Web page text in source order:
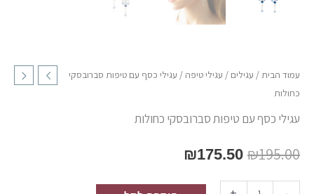
עמוד הבית/ עגילים / עגילי טיפה / עגילי כסף עם טיפות סברובסקי
כחולות
עגילי כסף עם טיפות סברובסקי כחולות
₪195.00
₪175.50